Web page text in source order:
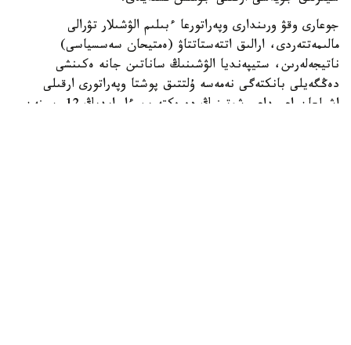
جوعارى وقۋ ورىندارى وپەراتورعا ءبىلىم الۋشىلار تۋرالى
مالىمەتتەردى، ارالىق اتتەستاتتاۋ (ەمتيحان سەسسياسى)
ناتيجەلەرىن، ستيپەنديا الۋشىنىڭ ساناتىن جانە ەكىنشى
دەڭگەيلى بانكتەگى نەمەسە ۇلتتىق پوشتا وپەراتورى ارقىلى
اشىلعان اعىمداعى شوتىنىڭ دەرەكتەرىن ءار ايدىڭ 12-سىنەن